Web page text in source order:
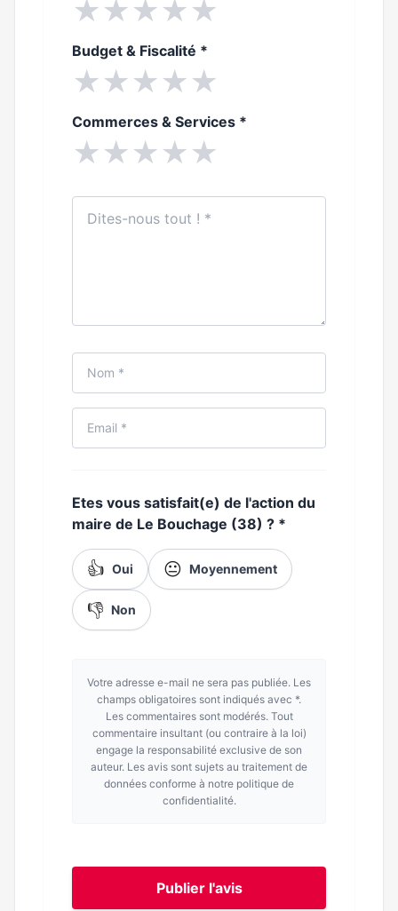
★★★★★
Budget & Fiscalité *
★★★★★
Commerces & Services *
★★★★★
Etes vous satisfait(e) de l'action du
maire de Le Bouchage (38) ? *
👍 Oui 😐 Moyennement
👎 Non
Votre adresse e-mail ne sera pas publiée. Les
champs obligatoires sont indiqués avec *.
Les commentaires sont modérés. Tout
commentaire insultant (ou contraire à la loi)
engage la responsabilité exclusive de son
auteur. Les avis sont sujets au traitement de
données conforme à notre politique de
confidentialité.
Publier l'avis